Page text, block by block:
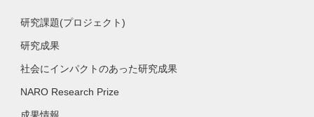
研究課題(プロジェクト)
研究成果
社会にインパクトのあった研究成果
NARO Research Prize